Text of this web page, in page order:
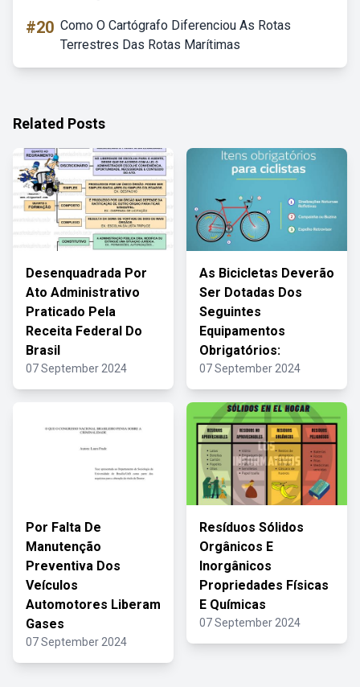
#20 Como O Cartógrafo Diferenciou As Rotas
Terrestres Das Rotas Marítimas
Related Posts
Desenquadrada Por
Ato Administrativo
Praticado Pela
Receita Federal Do
Brasil
07 September 2024
As Bicicletas Deverão
Ser Dotadas Dos
Seguintes
Equipamentos
Obrigatórios:
07 September 2024
Por Falta De
Manutenção
Preventiva Dos
Veículos
Automotores Liberam
Gases
07 September 2024
Resíduos Sólidos
Orgânicos E
Inorgânicos
Propriedades Físicas
E Químicas
07 September 2024